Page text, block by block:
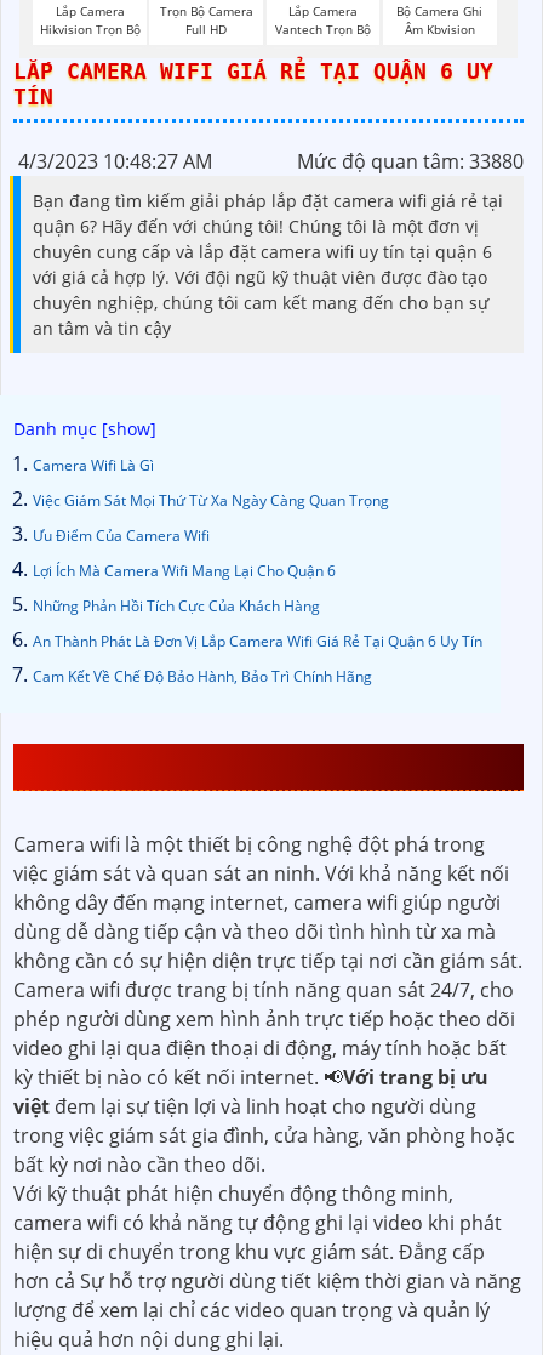
Lắp Camera
Hikvision Trọn Bộ
Trọn Bộ Camera
Full HD
Lắp Camera
Vantech Trọn Bộ
Bộ Camera Ghi
Âm Kbvision
LẮP CAMERA WIFI GIÁ RẺ TẠI QUẬN 6 UY
TÍN
4/3/2023 10:48:27 AM Mức độ quan tâm: 33880
Bạn đang tìm kiếm giải pháp lắp đặt camera wifi giá rẻ tại
quận 6? Hãy đến với chúng tôi! Chúng tôi là một đơn vị
chuyên cung cấp và lắp đặt camera wifi uy tín tại quận 6
với giá cả hợp lý. Với đội ngũ kỹ thuật viên được đào tạo
chuyên nghiệp, chúng tôi cam kết mang đến cho bạn sự
an tâm và tin cậy
Camera Wifi Là Gì
Việc Giám Sát Mọi Thứ Từ Xa Ngày Càng Quan Trọng
Ưu Điểm Của Camera Wifi
Lợi Ích Mà Camera Wifi Mang Lại Cho Quận 6
Những Phản Hồi Tích Cực Của Khách Hàng
An Thành Phát Là Đơn Vị Lắp Camera Wifi Giá Rẻ Tại Quận 6 Uy Tín
Cam Kết Về Chế Độ Bảo Hành, Bảo Trì Chính Hãng
Camera wifi là một thiết bị công nghệ đột phá trong
việc giám sát và quan sát an ninh. Với khả năng kết nối
không dây đến mạng internet, camera wifi giúp người
dùng dễ dàng tiếp cận và theo dõi tình hình từ xa mà
không cần có sự hiện diện trực tiếp tại nơi cần giám sát.
Camera wifi được trang bị tính năng quan sát 24/7, cho
phép người dùng xem hình ảnh trực tiếp hoặc theo dõi
video ghi lại qua điện thoại di động, máy tính hoặc bất
kỳ thiết bị nào có kết nối internet. 📢Với trang bị ưu
việt đem lại sự tiện lợi và linh hoạt cho người dùng
trong việc giám sát gia đình, cửa hàng, văn phòng hoặc
bất kỳ nơi nào cần theo dõi.
Với kỹ thuật phát hiện chuyển động thông minh,
camera wifi có khả năng tự động ghi lại video khi phát
hiện sự di chuyển trong khu vực giám sát. Đẳng cấp
hơn cả Sự hỗ trợ người dùng tiết kiệm thời gian và năng
lượng để xem lại chỉ các video quan trọng và quản lý
hiệu quả hơn nội dung ghi lại.